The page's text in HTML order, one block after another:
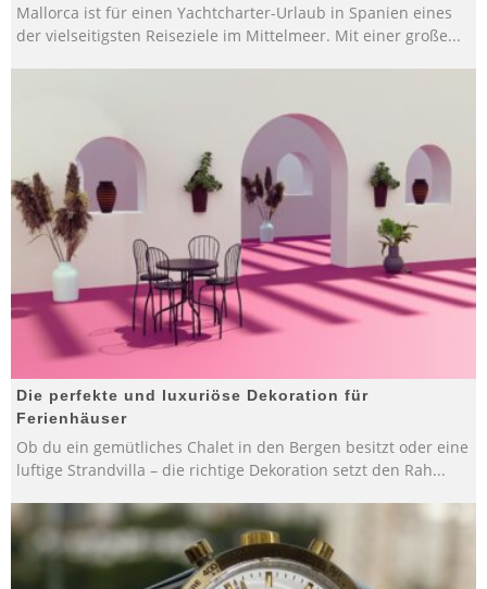
Mallorca ist für einen Yachtcharter-Urlaub in Spanien eines
der vielseitigsten Reiseziele im Mittelmeer. Mit einer große...
Die perfekte und luxuriöse Dekoration für
Ferienhäuser
Ob du ein gemütliches Chalet in den Bergen besitzt oder eine
luftige Strandvilla – die richtige Dekoration setzt den Rah...